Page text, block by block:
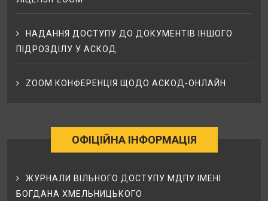
НАДАННЯ ДОСТУПУ ДО ДОКУМЕНТІВ ІНШОГО
ПІДРОЗДІЛУ У АСКОД
ZOOM КОНФЕРЕНЦІЯ ЩОДО АСКОД-ОНЛАЙН
ОФІЦІЙНА ІНФОРМАЦІЯ
ЖУРНАЛИ ВІЛЬНОГО ДОСТУПУ МДПУ ІМЕНІ
БОГДАНА ХМЕЛЬНИЦЬКОГО